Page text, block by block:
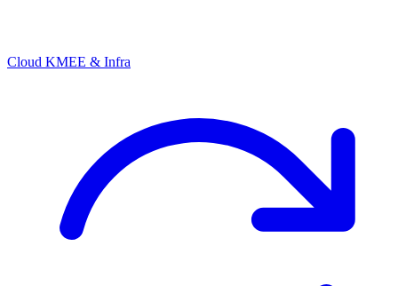
Cloud KMEE & Infra